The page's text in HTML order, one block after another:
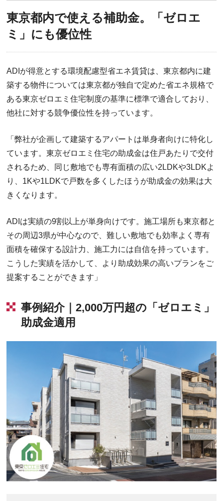
東京都内で使える補助金。「ゼロエ
ミ」にも優位性
ADIが得意とする環境配慮型省エネ賃貸は、東京都内に建
築する物件については東京都が独自で定めた省エネ規格で
ある東京ゼロエミ住宅制度の基準に標準で適合しており、
他社に対する競争優位性を持っています。
「弊社が企画して建築するアパートは単身者向けに特化し
ています。東京ゼロエミ住宅の助成金は住戸あたりで交付
されるため、同じ敷地でも専有面積の広い2LDKや3LDKよ
り、1Kや1LDKで戸数を多くしたほうが助成金の効果は大
きくなります。
ADIは実績の9割以上が単身向けです。施工場所も東京都と
その周辺3県が中心なので、難しい敷地でも効率よく専有
面積を確保する設計力、施工力には自信を持っています。
こうした実績を活かして、より助成効果の高いプランをご
提案することができます」
事例紹介｜2,000万円超の「ゼロエミ」
助成金適用